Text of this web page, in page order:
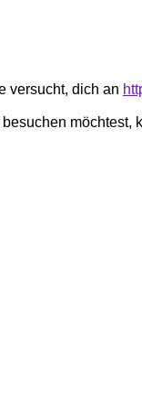
versucht, dich an
möchtest,